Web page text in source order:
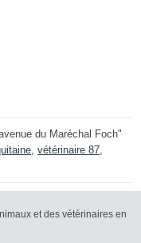
du Maréchal Foch"
, vétérinaire 87,
et des vétérinaires en